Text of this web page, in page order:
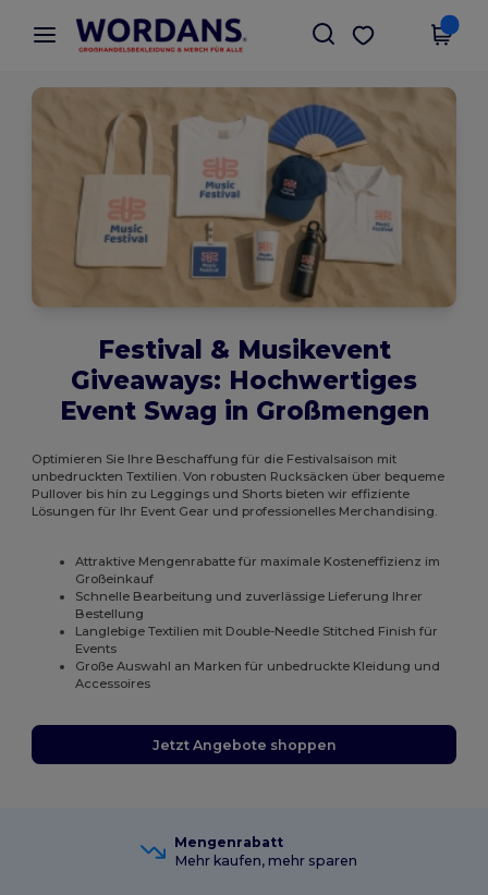
× Wordans App
Bessere Preise in der App!
App holen
Festival & Musikevent
Giveaways: Hochwertiges
Event Swag in Großmengen
Optimieren Sie Ihre Beschaffung für die Festivalsaison mit
unbedruckten Textilien. Von robusten Rucksäcken über bequeme
Pullover bis hin zu Leggings und Shorts bieten wir effiziente
Lösungen für Ihr Event Gear und professionelles Merchandising.
Attraktive Mengenrabatte für maximale Kosteneffizienz im
Großeinkauf
Schnelle Bearbeitung und zuverlässige Lieferung Ihrer
Bestellung
Langlebige Textilien mit Double-Needle Stitched Finish für
Events
Große Auswahl an Marken für unbedruckte Kleidung und
Accessoires
Jetzt Angebote shoppen
Mengenrabatt
Mehr kaufen, mehr sparen